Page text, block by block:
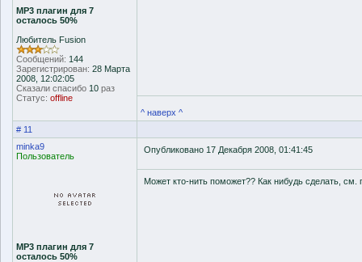
MP3 плагин для 7
осталось 50%
Любитель Fusion
Сообщений: 144
Зарегистрирован: 28 Марта
2008, 12:02:05
Сказали спасибо 10 раз
Статус: offline
^ наверх ^
# 11
minka9
Пользователь
MP3 плагин для 7
осталось 50%
Опубликовано 17 Декабря 2008, 01:41:45
Может кто-нить поможет?? Как нибудь сделать,